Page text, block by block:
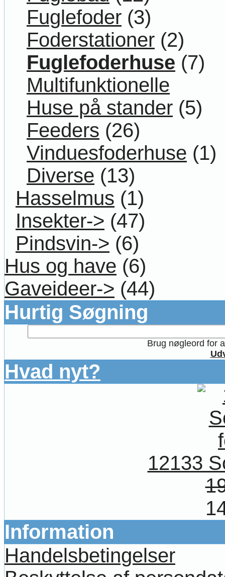
Fuglefoder (3)
Foderstationer (2)
Fuglefoderhuse (7)
Multifunktionelle
Huse på stander (5)
Feeders (26)
Vinduesfoderhuse (1)
Diverse (13)
Hasselmus (1)
Insekter-> (47)
Pindsvin-> (6)
Hus og have (6)
Gaveideer-> (44)
Hurtig Søgning
Brug nøgleord for
Hvad nyt?
12133
Information
Handelsbetingelser